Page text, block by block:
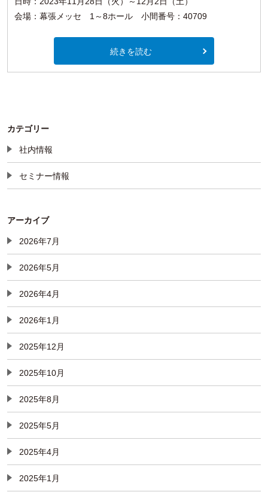
会場：幕張メッセ 1～8ホール 小間番号：40709
続きを読む
カテゴリー
社内情報
セミナー情報
アーカイブ
2026年7月
2026年5月
2026年4月
2026年1月
2025年12月
2025年10月
2025年8月
2025年5月
2025年4月
2025年1月